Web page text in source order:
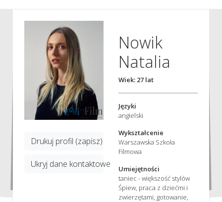
Drukuj profil (zapisz)
Ukryj dane kontaktowe
Nowik
Natalia
Wiek: 27 lat
Języki
angielski
Wykształcenie
Warszawska Szkoła
Filmowa
Umiejętności
taniec - większość stylów
Śpiew, praca z dziećmi i
zwierzętami, gotowanie,